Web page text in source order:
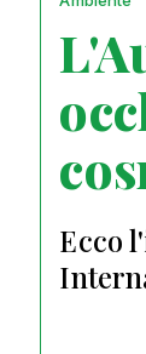
Ecco